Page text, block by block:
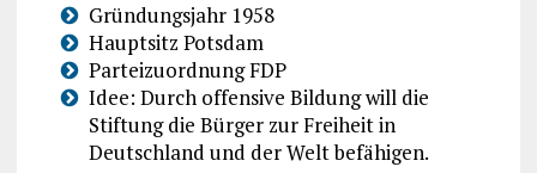
Gründungsjahr 1958
Hauptsitz Potsdam
Parteizuordnung FDP
Idee: Durch offensive Bildung will die
Stiftung die Bürger zur Freiheit in
Deutschland und der Welt befähigen.